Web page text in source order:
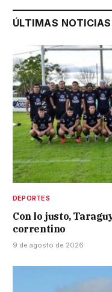
ÚLTIMAS NOTICIAS
DEPORTES
Con lo justo,
correntino
9 de agosto de 2026